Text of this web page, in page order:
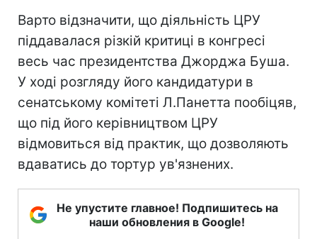
Варто відзначити, що діяльність ЦРУ
піддавалася різкій критиці в конгресі
весь час президентства Джорджа Буша.
У ході розгляду його кандидатури в
сенатському комітеті Л.Панетта пообіцяв,
що під його керівництвом ЦРУ
відмовиться від практик, що дозволяють
вдаватись до тортур ув'язнених.
Не упустите главное! Подпишитесь на
наши обновления в Google!